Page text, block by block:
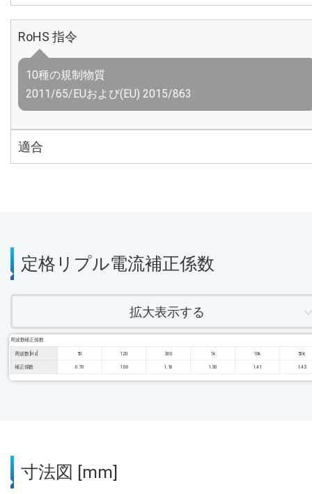
RoHS 指令
10種の規制物質
2011/65/EUおよび(EU) 2015/863
適合
定格リプル電流補正係数
拡大表示する
周波数補正係数
周波数 [Hz] 50 120 300 1k 10k 50k
補正係数 0.70 1.00 1.16 1.30 1.41 1.43
寸法図 [mm]